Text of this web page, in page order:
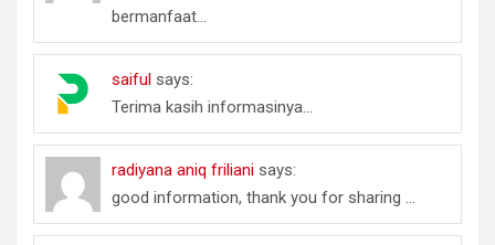
bermanfaat...
saiful says:
Terima kasih informasinya...
radiyana aniq friliani says:
good information, thank you for sharing ...